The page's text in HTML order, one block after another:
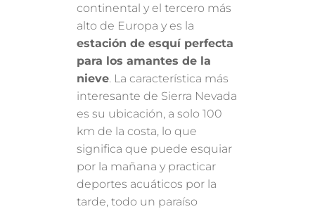
continental y el tercero más
alto de Europa y es la
estación de esquí perfecta
para los amantes de la
nieve. La característica más
interesante de Sierra Nevada
es su ubicación, a solo 100
km de la costa, lo que
significa que puede esquiar
por la mañana y practicar
deportes acuáticos por la
tarde, todo un paraíso